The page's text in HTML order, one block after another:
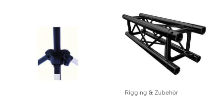
Rigging & Zubehör